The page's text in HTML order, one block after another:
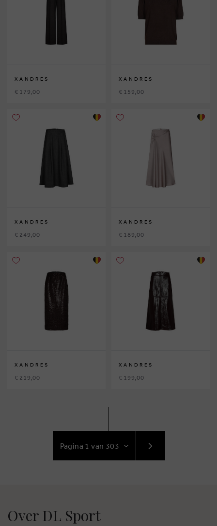
XANDRES
€ 179,00
XANDRES
€ 159,00
XANDRES
€ 249,00
XANDRES
€ 189,00
XANDRES
€ 219,00
XANDRES
€ 199,00
NAAR
VOLGENDE
Over DL Sport